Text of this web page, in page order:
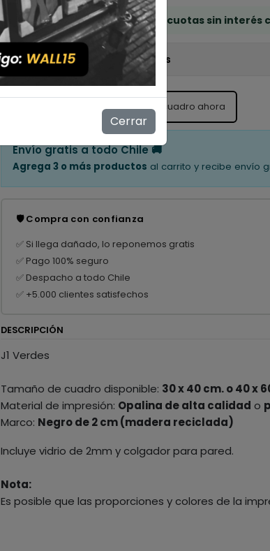
💳 Compra ahora y paga en 3 cuotas sin
Mostrar stock de ubicaciones
personas están viendo este cuadro ahora
Envío gratis a todo Chile 🚚
Agrega 3 o más productos al carrito y recibe envío
🛡️ Compra con confianza
✅ Si llega dañado, lo reponemos gratis
✅ Pago 100% seguro
✅ Despacho a todo Chile
✅ +5.000 clientes satisfechos
DESCRIPCIÓN
J1 Verdes
Tamaño de cuadro disponible: 30 x 40 cm. o 40 x
Material de impresión: Opalina de alta calidad o
Marco: Negro de 2 cm (madera reciclada)
Incluye vidrio de 2mm y colgador para pared.
Nota:
Es posible que las proporciones y colores de la
Cerrar